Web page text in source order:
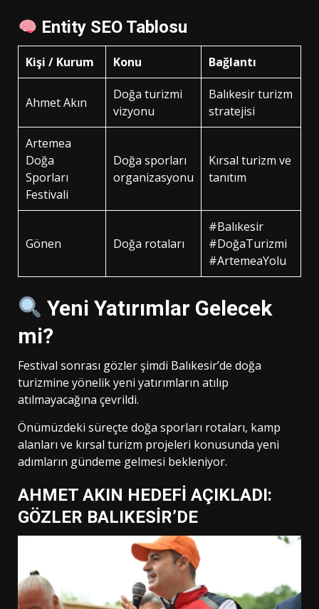
Entity SEO Tablosu
Kişi / Kurum Konu Bağlantı
Ahmet Akın
Doğa turizmi
vizyonu
Balıkesir turizm
stratejisi
Artemea
Doğa
Sporları
Festivali
Doğa sporları
organizasyonu
Kırsal turizm ve
tanıtım
Gönen Doğa rotaları
#Balıkesir
#DoğaTurizmi
#ArtemeaYolu
Yeni Yatırımlar Gelecek
mi?
Festival sonrası gözler şimdi Balıkesir’de doğa
turizmine yönelik yeni yatırımların atılıp
atılmayacağına çevrildi.
Önümüzdeki süreçte doğa sporları rotaları, kamp
alanları ve kırsal turizm projeleri konusunda yeni
adımların gündeme gelmesi bekleniyor.
AHMET AKIN HEDEFİ AÇIKLADI:
GÖZLER BALIKESİR’DE